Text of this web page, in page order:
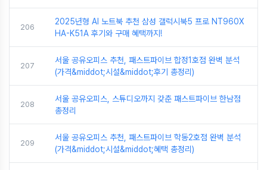
206
2025년형 AI 노트북 추천 삼성 갤럭시북5 프로 NT960X
HA-K51A 후기와 구매 혜택까지!
207
서울 공유오피스 추천, 패스트파이브 합정1호점 완벽 분석
(가격&middot;시설&middot;후기 총정리)
208
서울 공유오피스, 스튜디오까지 갖춘 패스트파이브 한남점
총정리
209
서울 공유오피스 추천, 패스트파이브 학동2호점 완벽 분석
(가격&middot;시설&middot;혜택 총정리)